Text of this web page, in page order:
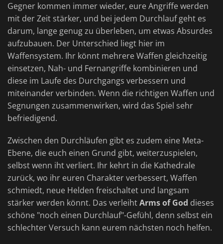
Gegner kommen immer wieder, eure Angriffe werden
mit der Zeit stärker, und bei jedem Durchlauf geht es
darum, lange genug zu überleben, um etwas Absurdes
aufzubauen. Der Unterschied liegt hier im
Waffensystem. Ihr könnt mehrere Waffen gleichzeitig
einsetzen, Nah- und Fernangriffe kombinieren und
diese im Laufe des Durchgangs verbessern und
miteinander verbinden. Wenn die richtigen Waffen und
Segnungen zusammenwirken, wird das Spiel sehr
befriedigend.
Zwischen den Durchläufen gibt es zudem eine Meta-
Ebene, die euch einen Grund gibt, weiterzuspielen,
selbst wenn iht verliert. Ihr kehrt in die Kathedrale
zurück, wo ihr euren Charakter verbessert, Waffen
schmiedt, neue Helden freischaltet und langsam
stärker werden könnt. Das verleihtArms of God dieses
schöne "noch einen Durchlauf"-Gefühl, denn selbst ein
schlechter Versuch kann eurem nächsten noch helfen.